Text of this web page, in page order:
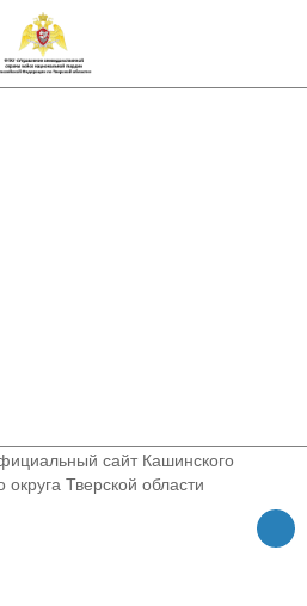
сайт Кашинского
Тверской области